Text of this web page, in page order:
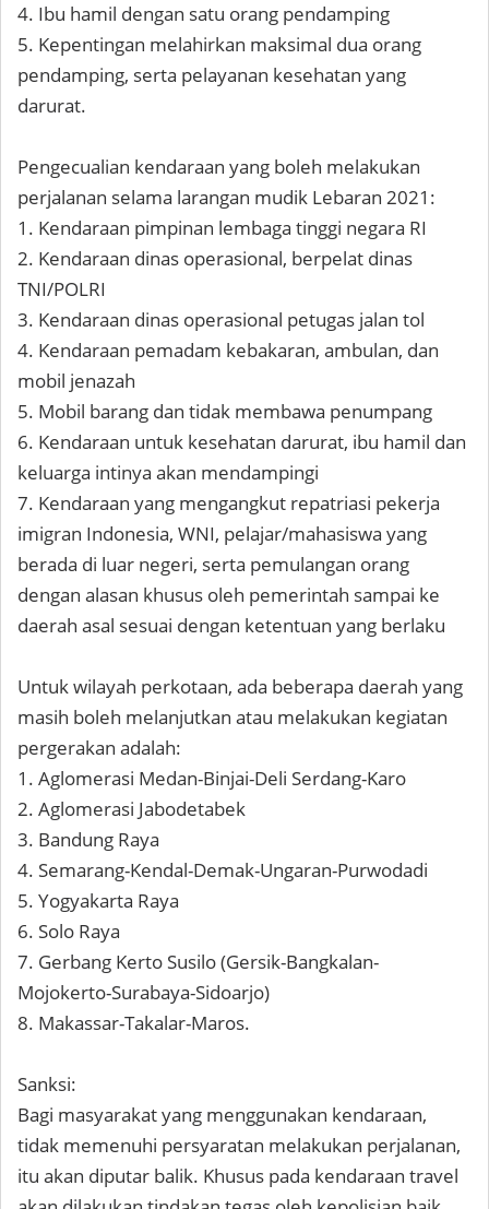
4. Ibu hamil dengan satu orang pendamping
5. Kepentingan melahirkan maksimal dua orang
pendamping, serta pelayanan kesehatan yang
darurat.
Pengecualian kendaraan yang boleh melakukan
perjalanan selama larangan mudik Lebaran 2021:
1. Kendaraan pimpinan lembaga tinggi negara RI
2. Kendaraan dinas operasional, berpelat dinas
TNI/POLRI
3. Kendaraan dinas operasional petugas jalan tol
4. Kendaraan pemadam kebakaran, ambulan, dan
mobil jenazah
5. Mobil barang dan tidak membawa penumpang
6. Kendaraan untuk kesehatan darurat, ibu hamil dan
keluarga intinya akan mendampingi
7. Kendaraan yang mengangkut repatriasi pekerja
imigran Indonesia, WNI, pelajar/mahasiswa yang
berada di luar negeri, serta pemulangan orang
dengan alasan khusus oleh pemerintah sampai ke
daerah asal sesuai dengan ketentuan yang berlaku
Untuk wilayah perkotaan, ada beberapa daerah yang
masih boleh melanjutkan atau melakukan kegiatan
pergerakan adalah:
1. Aglomerasi Medan-Binjai-Deli Serdang-Karo
2. Aglomerasi Jabodetabek
3. Bandung Raya
4. Semarang-Kendal-Demak-Ungaran-Purwodadi
5. Yogyakarta Raya
6. Solo Raya
7. Gerbang Kerto Susilo (Gersik-Bangkalan-
Mojokerto-Surabaya-Sidoarjo)
8. Makassar-Takalar-Maros.
Sanksi:
Bagi masyarakat yang menggunakan kendaraan,
tidak memenuhi persyaratan melakukan perjalanan,
itu akan diputar balik. Khusus pada kendaraan travel